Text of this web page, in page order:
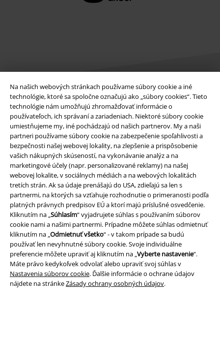
Na našich webových stránkach používame súbory cookie a iné
technológie, ktoré sa spoločne označujú ako „súbory cookies“. Tieto
technológie nám umožňujú zhromažďovať informácie o
používateľoch, ich správaní a zariadeniach. Niektoré súbory cookie
umiestňujeme my, iné pochádzajú od našich partnerov. My a naši
partneri používame súbory cookie na zabezpečenie spoľahlivosti a
bezpečnosti našej webovej lokality, na zlepšenie a prispôsobenie
vašich nákupných skúseností, na vykonávanie analýz a na
marketingové účely (napr. personalizované reklamy) na našej
webovej lokalite, v sociálnych médiách a na webových lokalitách
tretích strán. Ak sa údaje prenášajú do USA, zdieľajú sa len s
partnermi, na ktorých sa vzťahuje rozhodnutie o primeranosti podľa
platných právnych predpisov EÚ a ktorí majú príslušné osvedčenie.
Kliknutím na „Súhlasím“ vyjadrujete súhlas s používaním súborov
cookie nami a našimi partnermi. Prípadne môžete súhlas odmietnuť
kliknutím na „Odmietnuť všetko“ - v takom prípade sa budú
používať len nevyhnutné súbory cookie. Svoje individuálne
preferencie môžete upraviť aj kliknutím na „Vyberte nastavenie“.
Máte právo kedykoľvek odvolať alebo upraviť svoj súhlas v
Nastavenia súborov cookie. Ďalšie informácie o ochrane údajov
nájdete na stránkeZásady ochrany osobných údajov.
Právne informácie
Podmienky
Imprint
Ochrana osobných údajov
Likvidácia odpadu a ochrana životného prostredia
Vyhlásenie o zhode
Informácie o prístupnosti
Nastavenia súborov cookie
Odstúpenie od zmluvy